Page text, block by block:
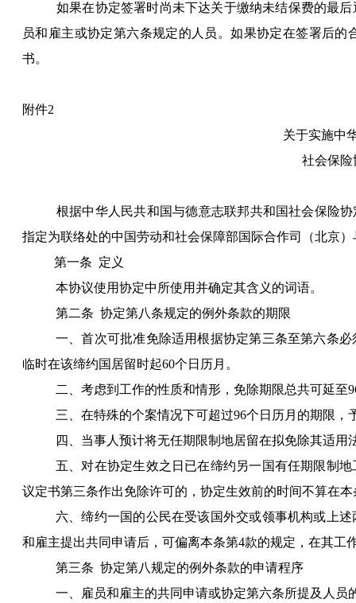
如果在协定签署时尚未下达关于缴纳未结保费的最
员和雇主或协定第六条规定的人员。如果协定在签署后
书。
附件2
关于实施中
社会保
根据中华人民共和国与德意志联邦共和国社会保险
指定为联络处的中国劳动和社会保障部国际合作司（北京
第一条 定义
本协议使用协定中所使用并确定其含义的词语。
第二条 协定第八条规定的例外条款的期限
一、首次可批准免除适用根据协定第三条至第六条
临时在该缔约国居留时起60个日历月。
二、考虑到工作的性质和情形，免除期限总共可延至
三、在特殊的个案情况下可超过96个日历月的期限，
四、当事人预计将无任期限制地居留在拟免除其适
五、对在协定生效之日已在缔约另一国有任期限制
议定书第三条作出免除许可的，协定生效前的时间不算在
六、缔约一国的公民在受该国外交或领事机构或上
和雇主提出共同申请后，可偏离本条第4款的规定，在其工
第三条 协定第八规定的例外条款的申请程序
一、雇员和雇主的共同申请或协定第六条所提及人